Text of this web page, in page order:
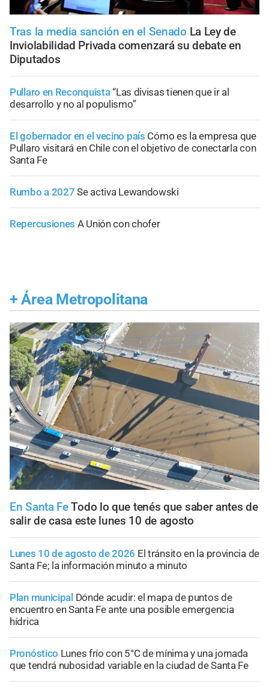
Tras la media sanción en el Senado La Ley de
Inviolabilidad Privada comenzará su debate en
Diputados
Pullaro en Reconquista“Las divisas tienen que ir al
desarrollo y no al populismo”
El gobernador en el vecino país Cómo es la empresa que
Pullaro visitará en Chile con el objetivo de conectarla con
Santa Fe
Rumbo a 2027 Se activa Lewandowski
Repercusiones A Unión con chofer
+ Área Metropolitana
En Santa FeTodo lo que tenés que saber antes de
salir de casa este lunes 10 de agosto
Lunes 10 de agosto de 2026 El tránsito en la provincia de
Santa Fe; la información minuto a minuto
Plan municipal Dónde acudir: el mapa de puntos de
encuentro en Santa Fe ante una posible emergencia
hídrica
Pronóstico Lunes frío con 5°C de mínima y una jornada
que tendrá nubosidad variable en la ciudad de Santa Fe